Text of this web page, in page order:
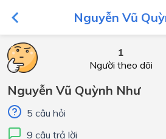
Nguyễn Vũ
1
Người theo dõi
Nguyễn Vũ Quỳnh Như
5 câu hỏi
9 câu trả lời